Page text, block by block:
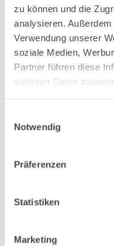
zu können und die
analysieren.
Verwendung unserer
soziale Medien,
Partner führen diese
weiteren Daten
Notwendig
Präferenzen
Statistiken
Marketing
Projekt